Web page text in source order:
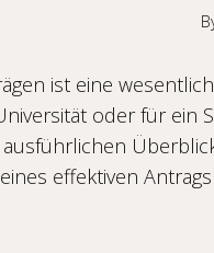
ist eine
oder für ein
effektiven